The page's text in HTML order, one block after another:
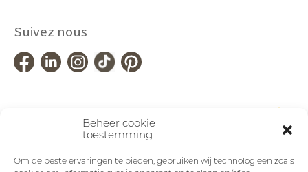
Beheer cookie
toestemming
Om de beste ervaringen te bieden, gebruiken wij technologieën zoals
Suivez nous